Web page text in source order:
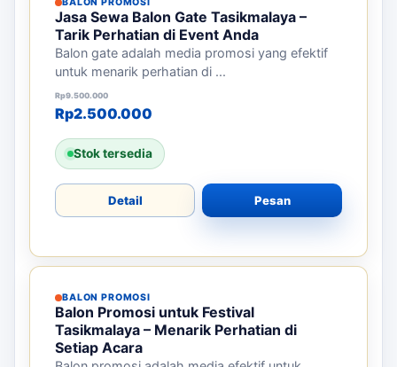
BALON PROMOSI
Jasa Sewa Balon Gate Tasikmalaya –
Tarik Perhatian di Event Anda